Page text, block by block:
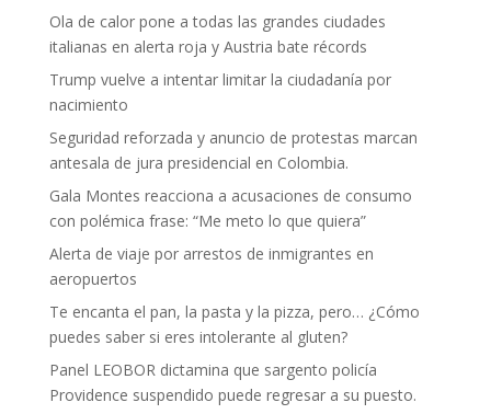
Ola de calor pone a todas las grandes ciudades
italianas en alerta roja y Austria bate récords
Trump vuelve a intentar limitar la ciudadanía por
nacimiento
Seguridad reforzada y anuncio de protestas marcan
antesala de jura presidencial en Colombia.
Gala Montes reacciona a acusaciones de consumo
con polémica frase: “Me meto lo que quiera”
Alerta de viaje por arrestos de inmigrantes en
aeropuertos
Te encanta el pan, la pasta y la pizza, pero… ¿Cómo
puedes saber si eres intolerante al gluten?
Panel LEOBOR dictamina que sargento policía
Providence suspendido puede regresar a su puesto.